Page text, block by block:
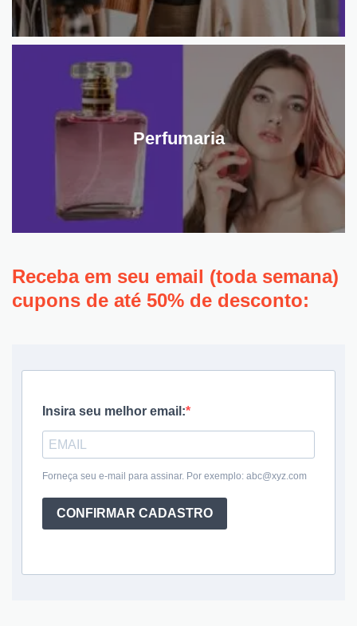
Perfumaria
Receba em seu email (toda semana)
cupons de até 50% de desconto:
Insira seu melhor email:
Forneça seu e-mail para assinar. Por exemplo: abc@xyz.com
CONFIRMAR CADASTRO